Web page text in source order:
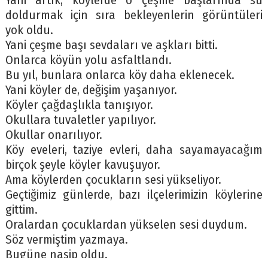
doldurmak için sıra bekleyenlerin görüntüleri
yok oldu.
Yani çeşme başı sevdaları ve aşkları bitti.
Onlarca köyün yolu asfaltlandı.
Bu yıl, bunlara onlarca köy daha eklenecek.
Yani köyler de, değişim yaşanıyor.
Köyler çağdaşlıkla tanışıyor.
Okullara tuvaletler yapılıyor.
Okullar onarılıyor.
Köy eveleri, taziye evleri, daha sayamayacağım
birçok şeyle köyler kavuşuyor.
Ama köylerden çocukların sesi yükseliyor.
Geçtiğimiz günlerde, bazı ilçelerimizin köylerine
gittim.
Oralardan çocuklardan yükselen sesi duydum.
Söz vermiştim yazmaya.
Bugüne nasip oldu.